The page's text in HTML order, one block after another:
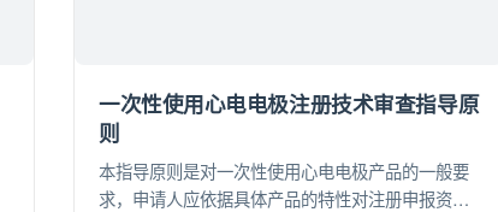
一次性使用心电电极注册技术审查指导原
则
本指导原则是对一次性使用心电电极产品的一般要
求，申请人应依据具体产品的特性对注册申报资料